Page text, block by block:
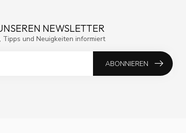
NEWSLETTER
Tipps und Neuigkeiten informiert
ABONNIEREN